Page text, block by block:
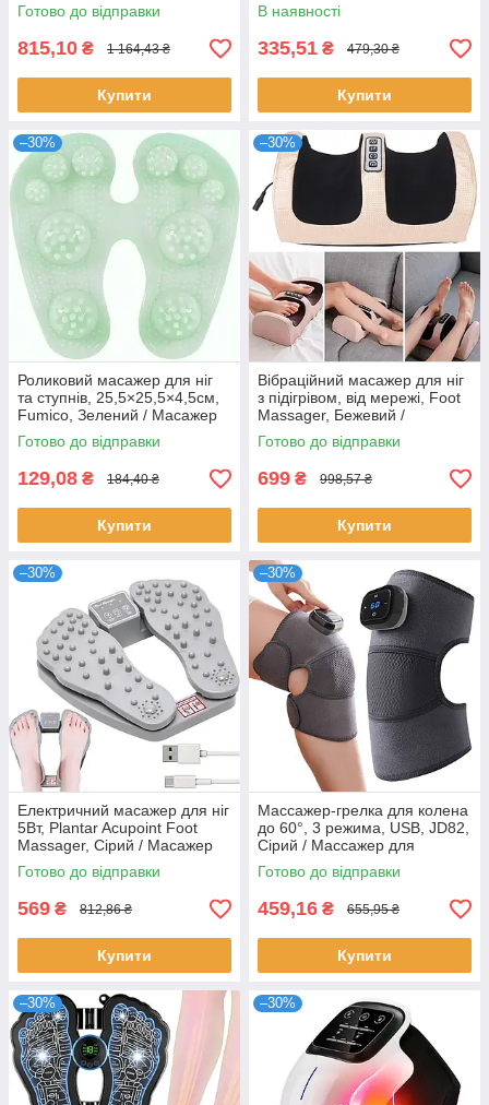
Вібромасажер для ніг
Готово до відправки
815,10 ₴ 1 164,43 ₴
Купити
В наявності
335,51 ₴ 479,30 ₴
Купити
–30%
Роликовий масажер для ніг
та ступнів, 25,5×25,5×4,5см,
Fumico, Зелений / Масажер
для стоп / Масажер ніг
Готово до відправки
129,08 ₴ 184,40 ₴
Купити
–30%
Вібраційний масажер для ніг
з підігрівом, від мережі, Foot
Massager, Бежевий /
Електрогрілка для ніг з
вібромасажем
Готово до відправки
699 ₴ 998,57 ₴
Купити
–30%
Електричний масажер для ніг
5Вт, Plantar Acupoint Foot
Massager, Сірий / Масажер
для стоп з функцією підігріву
Готово до відправки
569 ₴ 812,86 ₴
Купити
–30%
Массажер-грелка для колена
до 60°, 3 режима, USB, JD82,
Сірий / Массажер для
коленного сустава / Грелка
на плечо
Готово до відправки
459,16 ₴ 655,95 ₴
Купити
–30% –30%